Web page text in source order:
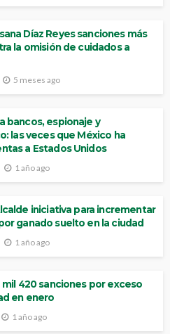
Díaz Reyes sanciones más
la omisión de cuidados a
5 meses ago
bancos, espionaje y
las veces que México ha
a Estados Unidos
1 año ago
iniciativa para incrementar
ganado suelto en la ciudad
1 año ago
mil 420 sanciones por exceso
en enero
1 año ago